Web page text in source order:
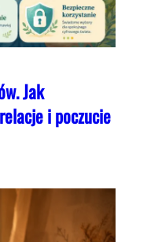
Jak
i poczucie